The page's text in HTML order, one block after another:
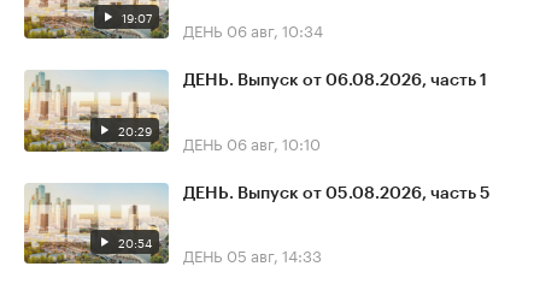
19:07 ДЕНЬ 06 авг, 10:34
20:29
ДЕНЬ. Выпуск от 06.08.2026, часть 1
ДЕНЬ 06 авг, 10:10
20:54
ДЕНЬ. Выпуск от 05.08.2026, часть 5
ДЕНЬ 05 авг, 14:33